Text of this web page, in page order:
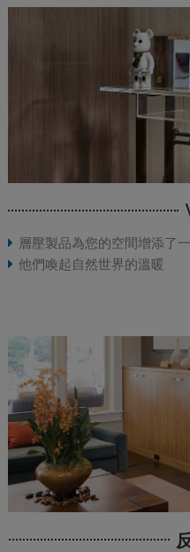
層壓製品為您的空間增添了
他們喚起自然世界的溫暖